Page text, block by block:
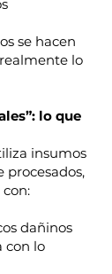
se hacen
lo
lo que
insumos
dañinos
con lo